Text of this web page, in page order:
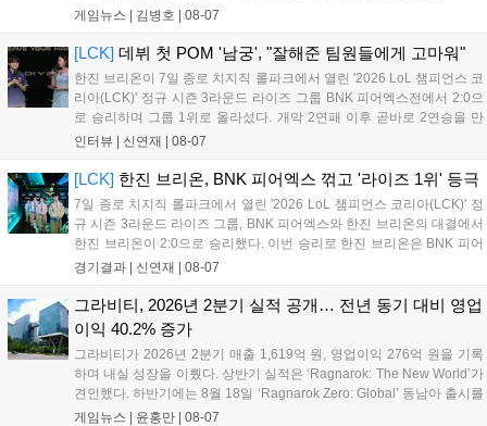
는 체험, 스페셜, 무대 존이 마련됐으며 8일 오후 2시 인비테이셔
연 등 다채로운 일정이 준비되어 있다. 사전 예약은 조기 마감될
게임뉴스 | 김병호 | 08-07
[LCK] 데뷔 첫 POM '남궁', "잘해준 팀원들에게 고마워"
한진 브리온이 7일 종로 치지직 롤파크에서 열린 '2026 LoL 챔피언스 코
리아(LCK)' 정규 시즌 3라운드 라이즈 그룹 BNK 피어엑스전에서 2:0으
로 승리하며 그룹 1위로 올라섰다. 개막 2연패 이후 곧바로 2연승을 만
들어내면서 이어질 4라운드에 대한 기대감을 올렸다. 다음은 이날 데뷔
인터뷰 | 신연재 | 08-07
[LCK] 한진 브리온, BNK 피어엑스 꺾고 '라이즈 1위' 등극
7일 종로 치지직 롤파크에서 열린 '2026 LoL 챔피언스 코리아(LCK)' 정
규 시즌 3라운드 라이즈 그룹, BNK 피어엑스와 한진 브리온의 대결에서
한진 브리온이 2:0으로 승리했다. 이번 승리로 한진 브리온은 BNK 피어
엑스를 제치고 라이즈 그룹 1위로 올라섰다. 1세트, 한진 브리온이 '로머'
경기결과 | 신연재 | 08-07
그라비티, 2026년 2분기 실적 공개… 전년 동기 대비 영업
이익 40.2% 증가
그라비티가 2026년 2분기 매출 1,619억 원, 영업이익 276억 원을 기록
하며 내실 성장을 이뤘다. 상반기 실적은 ‘Ragnarok: The New World’가
견인했다. 하반기에는 8월 18일 ‘Ragnarok Zero: Global’ 동남아 출시를
시작으로 9월 3일 ‘달려라 헤베레케 EX’, 9월 22일 ‘갈바테인’ 등 다양한
게임뉴스 | 윤홍만 | 08-07